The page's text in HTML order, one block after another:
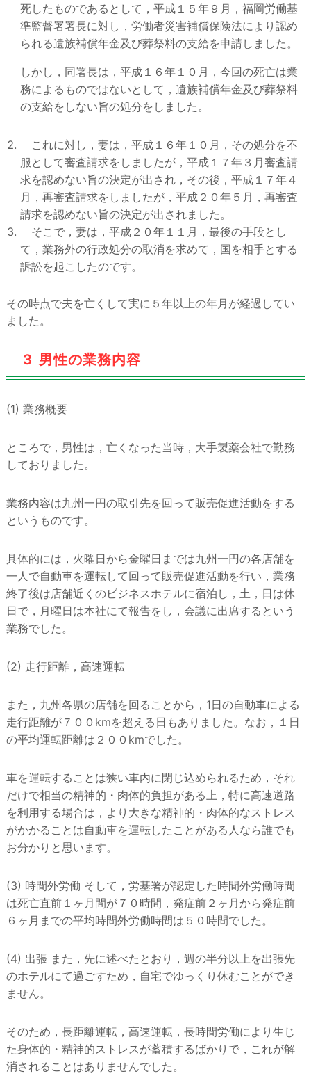
死したものであるとして，平成１５年９月，福岡労働基
準監督署署長に対し，労働者災害補償保険法により認め
られる遺族補償年金及び葬祭料の支給を申請しました。
しかし，同署長は，平成１６年１０月，今回の死亡は業
務によるものではないとして，遺族補償年金及び葬祭料
の支給をしない旨の処分をしました。
これに対し，妻は，平成１６年１０月，その処分を不
服として審査請求をしましたが，平成１７年３月審査請
求を認めない旨の決定が出され，その後，平成１７年４
月，再審査請求をしましたが，平成２０年５月，再審査
請求を認めない旨の決定が出されました。
そこで，妻は，平成２０年１１月，最後の手段とし
て，業務外の行政処分の取消を求めて，国を相手とする
訴訟を起こしたのです。
その時点で夫を亡くして実に５年以上の年月が経過してい
ました。
３ 男性の業務内容
(1) 業務概要
ところで，男性は，亡くなった当時，大手製薬会社で勤務
しておりました。
業務内容は九州一円の取引先を回って販売促進活動をする
というものです。
具体的には，火曜日から金曜日までは九州一円の各店舗を
一人で自動車を運転して回って販売促進活動を行い，業務
終了後は店舗近くのビジネスホテルに宿泊し，土，日は休
日で，月曜日は本社にて報告をし，会議に出席するという
業務でした。
(2) 走行距離，高速運転
また，九州各県の店舗を回ることから，1日の自動車による
走行距離が７００kmを超える日もありました。なお，１日
の平均運転距離は２００kmでした。
車を運転することは狭い車内に閉じ込められるため，それ
だけで相当の精神的・肉体的負担がある上，特に高速道路
を利用する場合は，より大きな精神的・肉体的なストレス
がかかることは自動車を運転したことがある人なら誰でも
お分かりと思います。
(3) 時間外労働 そして，労基署が認定した時間外労働時間
は死亡直前１ヶ月間が７０時間，発症前２ヶ月から発症前
６ヶ月までの平均時間外労働時間は５０時間でした。
(4) 出張 また，先に述べたとおり，週の半分以上を出張先
のホテルにて過ごすため，自宅でゆっくり休むことができ
ません。
そのため，長距離運転，高速運転，長時間労働により生じ
た身体的・精神的ストレスが蓄積するばかりで，これが解
消されることはありませんでした。